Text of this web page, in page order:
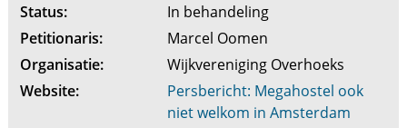
Status:
In behandeling
Petitionaris:
Marcel Oomen
Organisatie:
Wijkvereniging Overhoeks
Website:
Persbericht: Megahostel ook
niet welkom in Amsterdam